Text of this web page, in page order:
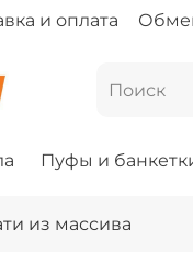
и оплата
Пуфы и
из массива